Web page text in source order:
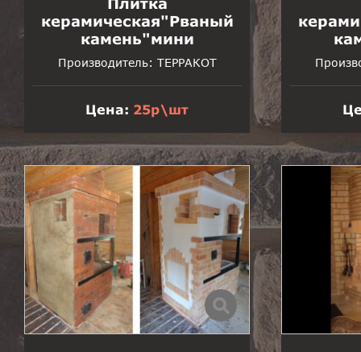
керамическая"Рваный
камень"мини
Производитель: ТЕРРАКОТ
Цена: 25р\шт